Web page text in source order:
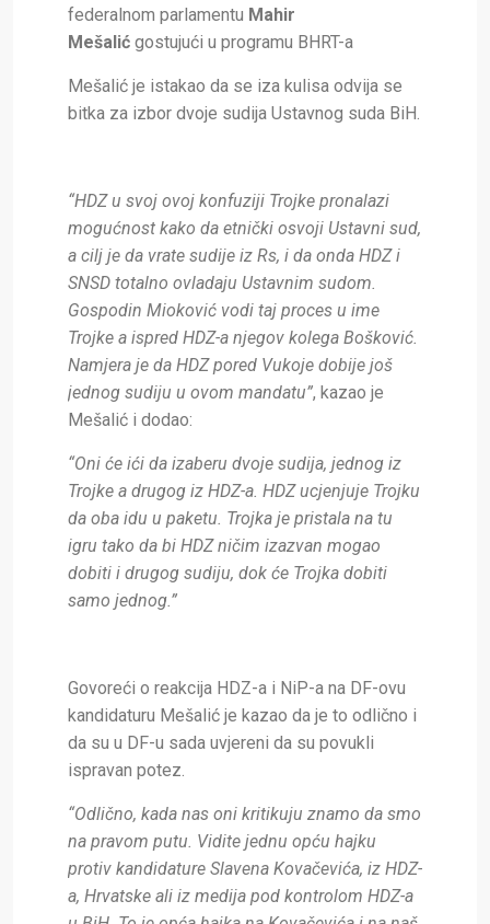
federalnom parlamentu Mahir
Mešalić gostujući u programu BHRT-a
Mešalić je istakao da se iza kulisa odvija se
bitka za izbor dvoje sudija Ustavnog suda BiH.
“HDZ u svoj ovoj konfuziji Trojke pronalazi
mogućnost kako da etnički osvoji Ustavni sud,
a cilj je da vrate sudije iz Rs, i da onda HDZ i
SNSD totalno ovladaju Ustavnim sudom.
Gospodin Mioković vodi taj proces u ime
Trojke a ispred HDZ-a njegov kolega Bošković.
Namjera je da HDZ pored Vukoje dobije još
jednog sudiju u ovom mandatu”, kazao je
Mešalić i dodao:
“Oni će ići da izaberu dvoje sudija, jednog iz
Trojke a drugog iz HDZ-a. HDZ ucjenjuje Trojku
da oba idu u paketu. Trojka je pristala na tu
igru tako da bi HDZ ničim izazvan mogao
dobiti i drugog sudiju, dok će Trojka dobiti
samo jednog.”
Govoreći o reakcija HDZ-a i NiP-a na DF-ovu
kandidaturu Mešalić je kazao da je to odlično i
da su u DF-u sada uvjereni da su povukli
ispravan potez.
“Odlično, kada nas oni kritikuju znamo da smo
na pravom putu. Vidite jednu opću hajku
protiv kandidature Slavena Kovačevića, iz HDZ-
a, Hrvatske ali iz medija pod kontrolom HDZ-a